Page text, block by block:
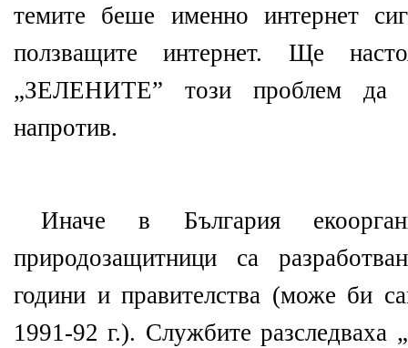
темите беше именно интернет
ползващите интернет. Ще
„ЗЕЛЕНИТЕ” този проблем да
напротив.
Иначе в България
природозащитници са
години и правителства (може би
1991-92 г.). Службите разследваха